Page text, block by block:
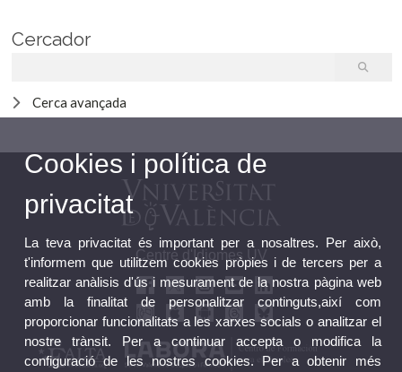
Cercador
Cerca avançada
Centre d'Idiomes UV
Cookies i política de
privacitat
La teva privacitat és important per a nosaltres. Per això,
t'informem que utilitzem cookies pròpies i de tercers per a
realitzar anàlisis d'ús i mesurament de la nostra pàgina web
amb la finalitat de personalitzar continguts,així com
proporcionar funcionalitats a les xarxes socials o analitzar el
nostre trànsit. Per a continuar accepta o modifica la
configuració de les nostres cookies. Per a obtenir més